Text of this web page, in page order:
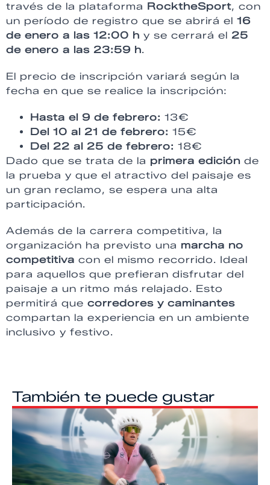
través de la plataforma RocktheSport, con
un período de registro que se abrirá el 16
de enero a las 12:00 h y se cerrará el 25
de enero a las 23:59 h.
El precio de inscripción variará según la
fecha en que se realice la inscripción:
Hasta el 9 de febrero: 13€
Del 10 al 21 de febrero: 15€
Del 22 al 25 de febrero: 18€
Dado que se trata de la primera edición de
la prueba y que el atractivo del paisaje es
un gran reclamo, se espera una alta
participación.
Además de la carrera competitiva, la
organización ha previsto una marcha no
competitiva con el mismo recorrido. Ideal
para aquellos que prefieran disfrutar del
paisaje a un ritmo más relajado. Esto
permitirá que corredores y caminantes
compartan la experiencia en un ambiente
inclusivo y festivo.
También te puede gustar